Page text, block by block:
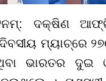
ଦକ୍ଷିଣ
ମ୍ୟାଚ୍‌ରେ
ଭାରତର ଦୁଇ